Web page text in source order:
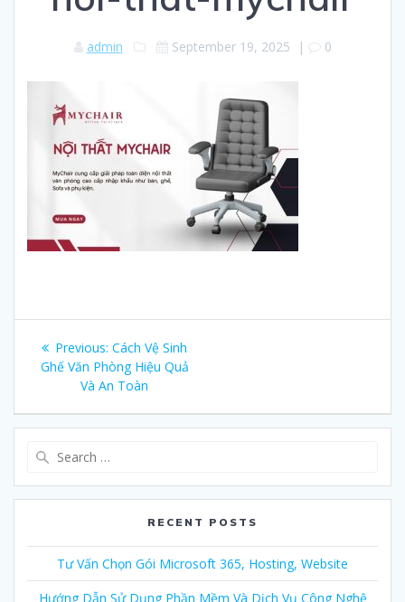
admin September 19, 2025 | 0
Post
navigation
Previous: Previous
post:
Cách Vệ Sinh
Ghế Văn Phòng Hiệu Quả
Và An Toàn
RECENT POSTS
Tư Vấn Chọn Gói Microsoft 365, Hosting, Website
Hướng Dẫn Sử Dụng Phần Mềm Và Dịch Vụ Công Nghệ